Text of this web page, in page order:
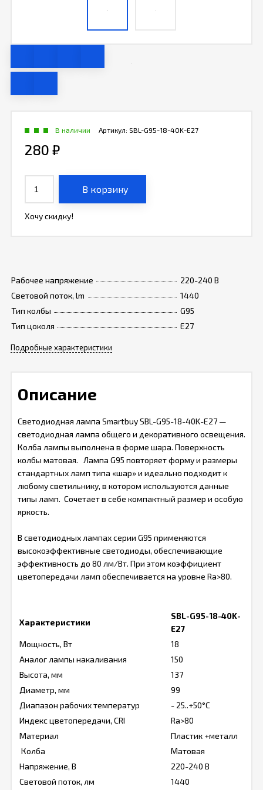
Рабочее напряжение
220-240 В
Световой поток, lm
1440
Тип колбы
G95
Тип цоколя
Е27
Подробные характеристики
Артикул: SBL-G95-18-40K-E27
В наличии
280 ₽
В корзину
Хочу скидку!
Описание
Светодиодная лампа Smartbuy SBL-G95-18-40K-E27 —
светодиодная лампа общего и декоративного освещения.
Колба лампы выполнена в форме шара. Поверхность
колбы матовая. Лампа G95 повторяет форму и размеры
стандартных ламп типа «шар» и идеально подходит к
любому светильнику, в котором используются данные
типы ламп. Сочетает в себе компактный размер и особую
яркость.
В светодиодных лампах серии G95 применяются
высокоэффективные светодиоды, обеспечивающие
эффективность до 80 лм/Вт. При этом коэффициент
цветопередачи ламп обеспечивается на уровне Ra>80.
Характеристики
SBL-G95-18-40K-
E27
Мощность, Вт
18
Аналог лампы накаливания
150
Высота, мм
137
Диаметр, мм
99
Диапазон рабочих температур
- 25..+50°C
Индекс цветопередачи, CRI
Ra>80
Материал
Пластик +металл
Колба
Матовая
Напряжение, В
220-240 В
Световой поток, лм
1440